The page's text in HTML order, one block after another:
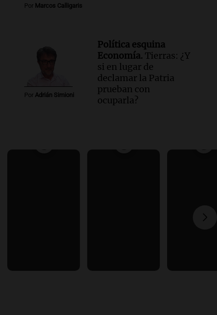
Por Marcos Calligaris
Por Adrián Simioni
Política esquina
Economía. Tierras: ¿Y
si en lugar de
declamar la Patria
prueban con
ocuparla?